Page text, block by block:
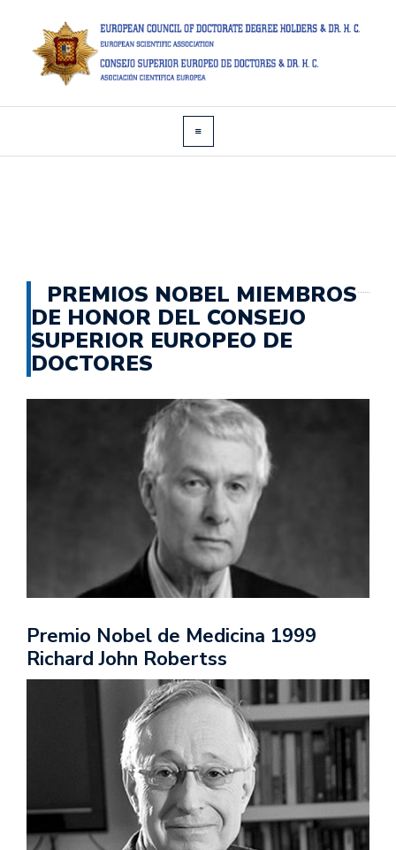
PREMIOS NOBEL MIEMBROS
DE HONOR DEL CONSEJO
SUPERIOR EUROPEO DE
DOCTORES
Premio Nobel de Medicina 1999
Richard John Robertss